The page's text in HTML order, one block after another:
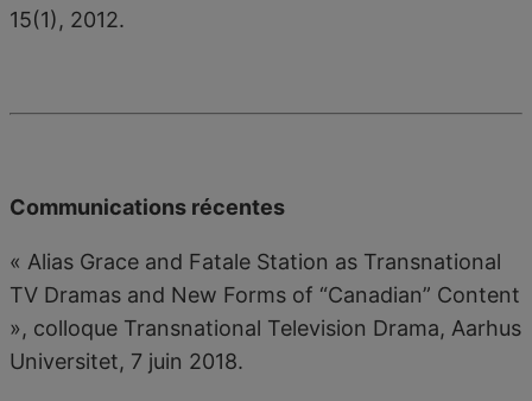
15(1), 2012.
Communications récentes
« Alias Grace and Fatale Station as Transnational
TV Dramas and New Forms of “Canadian” Content
», colloque Transnational Television Drama, Aarhus
Universitet, 7 juin 2018.